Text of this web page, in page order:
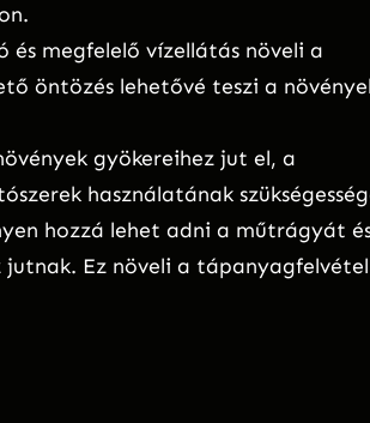
és megfelelő vízellátás növeli a
öntözés lehetővé teszi a
gyökereihez jut el, a
használatának
hozzá lehet adni a műtrágyát
Ez növeli a tápanyagfelvétel